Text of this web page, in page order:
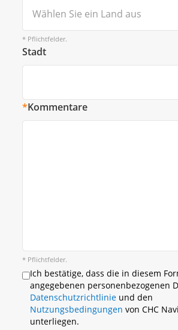
Wählen Sie ein Land aus
* Pflichtfelder.
Stadt
*Kommentare
* Pflichtfelder.
Ich bestätige, dass die in diesem
angegebenen personenbezogenen
Datenschutzrichtlinieund den
Nutzungsbedingungen von CHC
unterliegen.